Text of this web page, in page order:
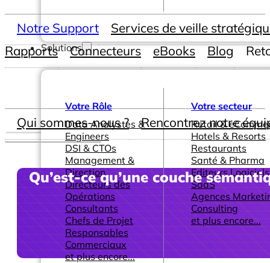
Solutions
Votre Rôle
Data Analystes &
Engineers
DSI & CTOs
Management &
Direction
Directeurs des
Opérations
Consultants
Chefs de Projet
Responsables
Commerciaux
et plus encore...
Votre secteur
Retail &
Hotels & Resorts
Restaurants
Santé & Pharma
Editeurs
SaaS
Agences
Consulting
et plus encore...
Notre Support
Services de veille
Rapports
Connecteurs eBooks Blog
Qui sommes-nous ? Rencontrez notre
Qu’est-ce qu’une couche